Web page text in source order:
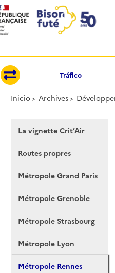
Tráfico
Inicio Archives
La vignette Crit’Air
Routes propres
Métropole Grand Paris
Métropole Grenoble
Métropole Strasbourg
Métropole Lyon
Métropole Rennes